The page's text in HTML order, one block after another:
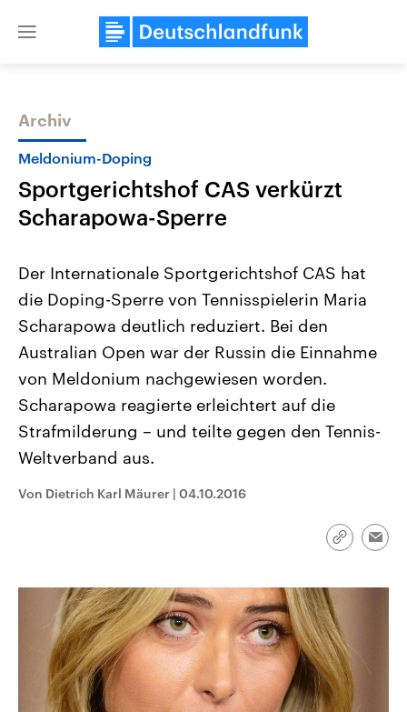
Close
Themen
Landtagswahl Sachsen-Anhalt
2026
Alle Informationen
Sachsen-Anhalt wählt am 6.
September 2026 einen neuen
Landtag. Seit 2021 wird das
Bundesland von einer Koalition aus
CDU, SPD und FDP regiert.-
Umfragen, Prognosen,
Wahlprogramme, aktuelle Berichte
und Hintergründe zu den Parteien
Wahl.
Aktuelle Beiträge,
Hintergründe
Wirtschaftlich und
gehören die Vereinigten
den mächtigsten Ländern
mit großem Einfluss auf
Sendungen Programm
Archiv
Meldonium-Doping
Sportgerichtshof CAS verkürzt
Scharapowa-Sperre
Der Internationale Sportgerichtshof CAS hat
die Doping-Sperre von Tennisspielerin Maria
Scharapowa deutlich reduziert. Bei den
Australian Open war der Russin die Einnahme
von Meldonium nachgewiesen worden.
Scharapowa reagierte erleichtert auf die
Strafmilderung – und teilte gegen den Tennis-
Weltverband aus.
Von Dietrich Karl Mäurer | 04.10.2016
Link